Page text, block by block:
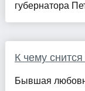
губернатора
К чему
Бывшая